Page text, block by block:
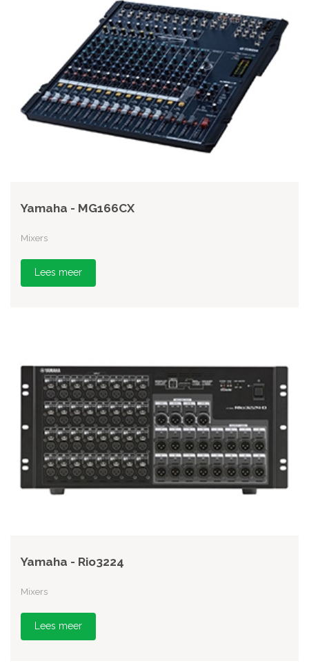
Yamaha - MG166CX
Mixers
Lees meer
Yamaha - Rio3224
Mixers
Lees meer